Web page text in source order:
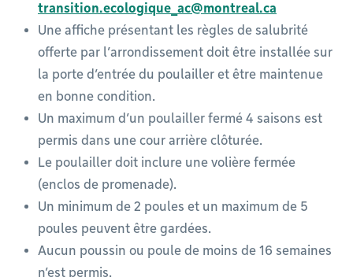
transition.ecologique_ac@montreal.ca
Une affiche présentant les règles de salubrité
offerte par l’arrondissement doit être installée sur
la porte d’entrée du poulailler et être maintenue
en bonne condition.
Un maximum d’un poulailler fermé 4 saisons est
permis dans une cour arrière clôturée.
Le poulailler doit inclure une volière fermée
(enclos de promenade).
Un minimum de 2 poules et un maximum de 5
poules peuvent être gardées.
Aucun poussin ou poule de moins de 16 semaines
n’est permis.